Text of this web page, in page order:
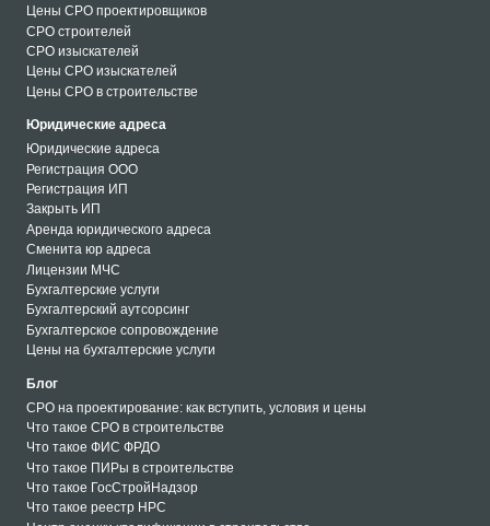
Цены СРО проектировщиков
СРО строителей
СРО изыскателей
Цены СРО изыскателей
Цены СРО в строительстве
Юридические адреса
Юридические адреса
Регистрация ООО
Регистрация ИП
Закрыть ИП
Аренда юридического адреса
Сменита юр адреса
Лицензии МЧС
Бухгалтерские услуги
Бухгалтерский аутсорсинг
Бухгалтерское сопровождение
Цены на бухгалтерские услуги
Блог
СРО на проектирование: как вступить, условия и цены
Что такое СРО в строительстве
Что такое ФИС ФРДО
Что такое ПИРы в строительстве
Что такое ГосСтройНадзор
Что такое реестр НРС